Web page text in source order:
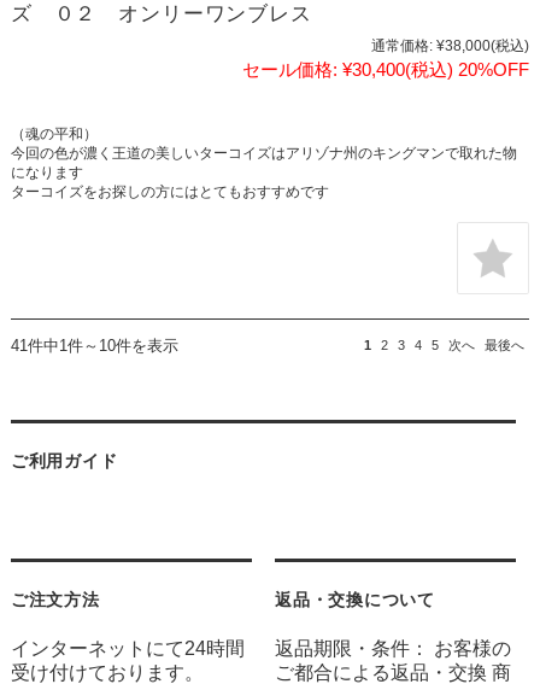
ズ ０２ オンリーワンブレス
通常価格: ¥38,000(税込)
セール価格: ¥30,400(税込) 20%OFF
（魂の平和）
今回の色が濃く王道の美しいターコイズはアリゾナ州のキングマンで取れた物
になります
ターコイズをお探しの方にはとてもおすすめです
41件中1件～10件を表示 1 2 3 4 5 次へ 最後へ
ご利用ガイド
ご注文方法
インターネットにて24時間
受け付けております。
返品・交換について
返品期限・条件： お客様の
ご都合による返品・交換 商